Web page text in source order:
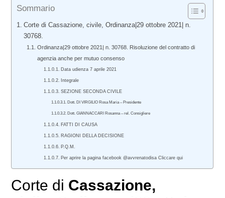
Sommario
Corte di Cassazione, civile, Ordinanza|29 ottobre 2021| n.
30768.
Ordinanza|29 ottobre 2021| n. 30768. Risoluzione del contratto di
agenzia anche per mutuo consenso
Data udienza 7 aprile 2021
Integrale
SEZIONE SECONDA CIVILE
Dott. DI VIRGILIO Rosa Maria – Presidente
Dott. GIANNACCARI Rosanna – rel. Consigliere
FATTI DI CAUSA
RAGIONI DELLA DECISIONE
P.Q.M.
Per aprire la pagina facebook @avvrenatodisa Cliccare qui
Corte di Cassazione,